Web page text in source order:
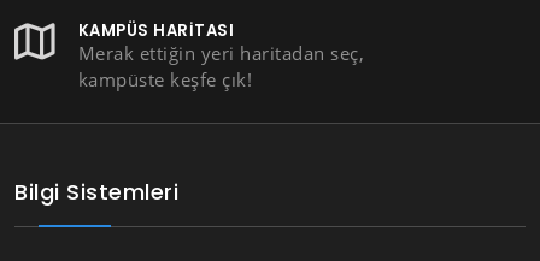
KAMPÜS HARITASI
Merak ettiğin yeri haritadan seç,
kampüste keşfe çık!
Bilgi Sistemleri